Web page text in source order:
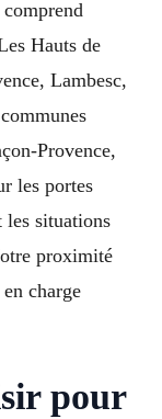
Hauts de
Lambesc,
Provence,
les portes
les situations
proximité
charge
pour